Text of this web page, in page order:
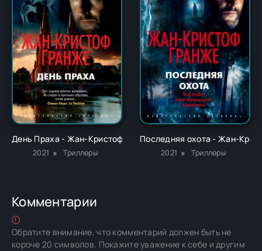
День Праха - Жан-Кристоф Гранже
2021 Триллеры
Последняя охота - Жан-
2021 Триллеры
Комментарии
Обратите внимание, что комментарий должен быть не
короче 20 символов. Покажите уважение к себе и другим